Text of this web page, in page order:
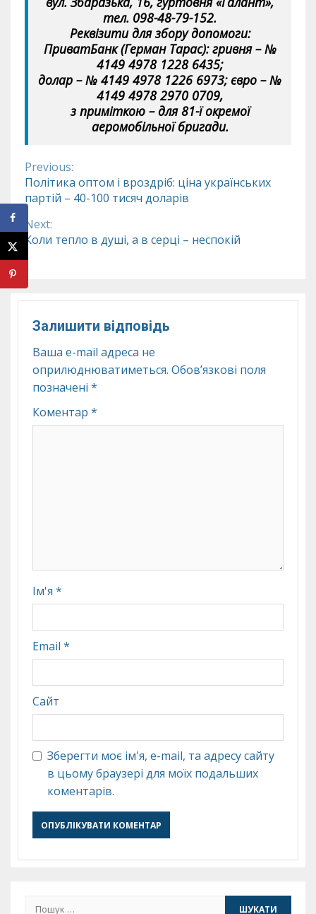
тел. 098-48-79-152.
Реквізити для збору допомоги:
ПриватБанк (Герман Тарас): гривня – №
4149 4978 1228 6435;
долар – № 4149 4978 1226 6973; євро – №
4149 4978 2970 0709,
з приміткою – для 81-ї окремої
аеромобільної бригади.
Continue
Reading
Previous:
Політика оптом і вроздріб: ціна українських
партій – 40-100 тисяч доларів
Next:
Коли тепло в душі, а в серці – неспокій
Залишити відповідь
Ваша e-mail адреса не
оприлюднюватиметься. Обов’язкові поля
позначені *
Коментар *
Ім'я *
Email *
Сайт
Зберегти моє ім'я, e-mail, та адресу сайту
в цьому браузері для моїх подальших
коментарів.
Пошук: